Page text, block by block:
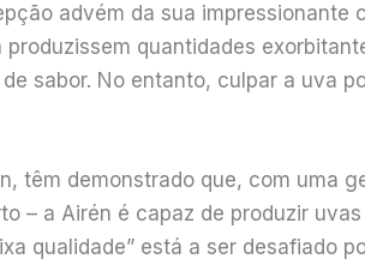
advém da sua impressionante
quantidades
sabor. No entanto, culpar a uva
têm demonstrado que, com uma
– a Airén é capaz de produzir
qualidade” está a ser desafiado